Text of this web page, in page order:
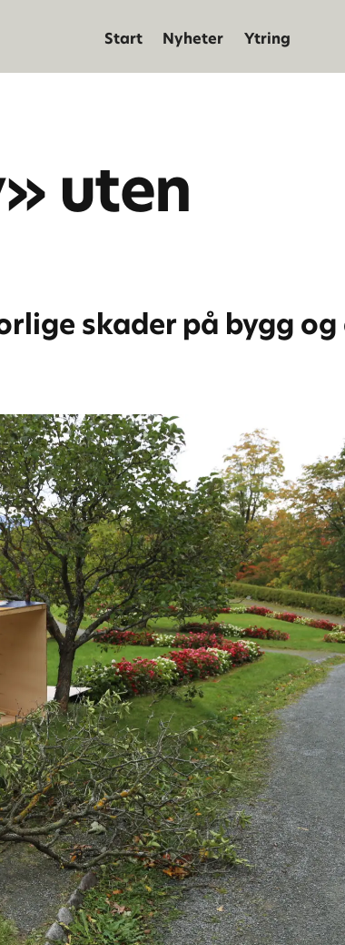
Start Nyheter Ytring
uten
skader på bygg